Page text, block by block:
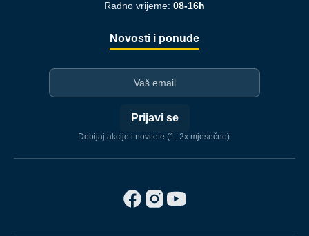
Radno vrijeme: 08-16h
Novosti i ponude
Prijavi se
Dobijaj akcije i novitete (1–2x mjesečno).